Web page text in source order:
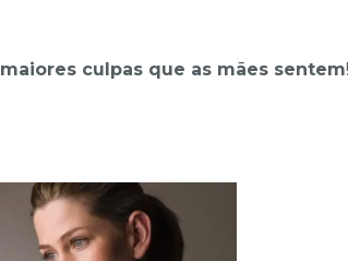
maiores culpas que as mães sentem!